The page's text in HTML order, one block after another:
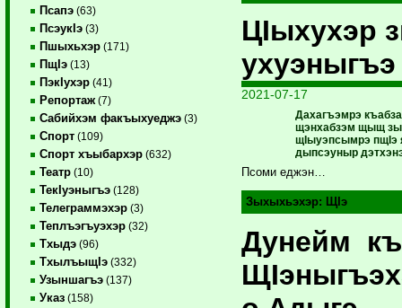
Псапэ (63)
ПсэукIэ (3)
Пшыхьхэр (171)
ПщIэ (13)
ПэкIухэр (41)
Репортаж (7)
Сабийхэм факъыхуеджэ (3)
Спорт (109)
Спорт хъыбархэр (632)
Театр (10)
ТекIуэныгъэ (128)
Телеграммэхэр (3)
Теплъэгъуэхэр (32)
Тхыдэ (96)
ТхылъыщIэ (332)
Узыншагъэ (137)
Указ (158)
ЦIыхухэр
ухуэныгъэ
2021-07-17
Дахагъэмрэ
щэнхабзэм щыщ зы
щIыуэпсымрэ пщIэ
дыпсэуныр
Псоми еджэн…
Зыхыхьэхэр: ЩIэ
Дунейм